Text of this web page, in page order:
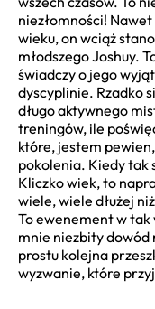
niezłomności!
wieku, on wciąż
młodszego Joshuy.
świadczy o jego
dyscyplinie. Rzadko
długo aktywnego
treningów, ile
które, jestem
pokolenia. Kiedy tak
Kliczko wiek, to
wiele, wiele dłużej
To ewenement w
mnie niezbity dowód
prostu kolejna
wyzwanie, które